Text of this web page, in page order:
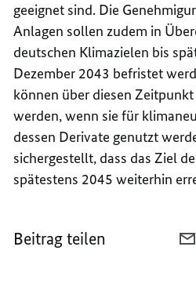
geeignet sind. Die
Anlagen sollen zudem in
deutschen Klimazielen bis
Dezember 2043 befristet
können über diesen
werden, wenn sie für
dessen Derivate genutzt
sichergestellt, dass das Ziel
spätestens 2045 weiterhin
Beitrag teilen